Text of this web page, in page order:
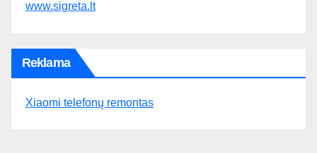
www.sigreta.lt
Reklama
Xiaomi telefonų remontas